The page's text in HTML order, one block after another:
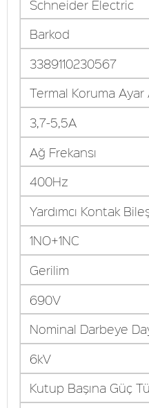
Schneider Electric
Barkod
3389110230567
Termal Koruma Ayar
3,7-5,5A
Ağ Frekansı
400Hz
Yardımcı Kontak
1NO+1NC
Gerilim
690V
Nominal Darbeye
6kV
Kutup Başına Güç